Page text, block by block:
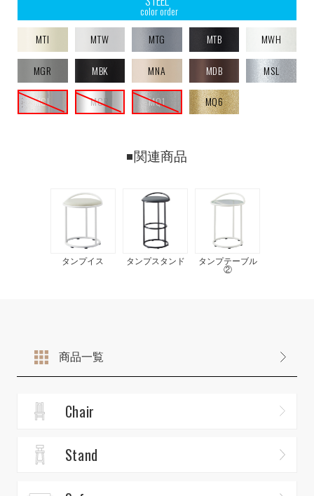
color order
MTI
MTW MTG MTB MWH
MGR MBK MNA MDB MSL
MCL MCR MQ1 MQ6
関連商品
タンプイス タンプスタンド
タンプテーブル
②
商品一覧
Chair
Stand